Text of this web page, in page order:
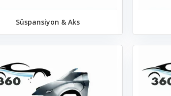
Süspansiyon & Aks